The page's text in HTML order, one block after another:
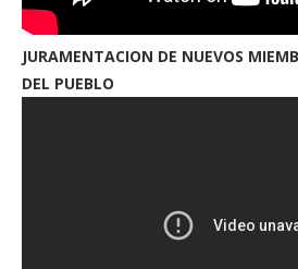
JURAMENTACION DE NUEVOS
DEL PUEBLO